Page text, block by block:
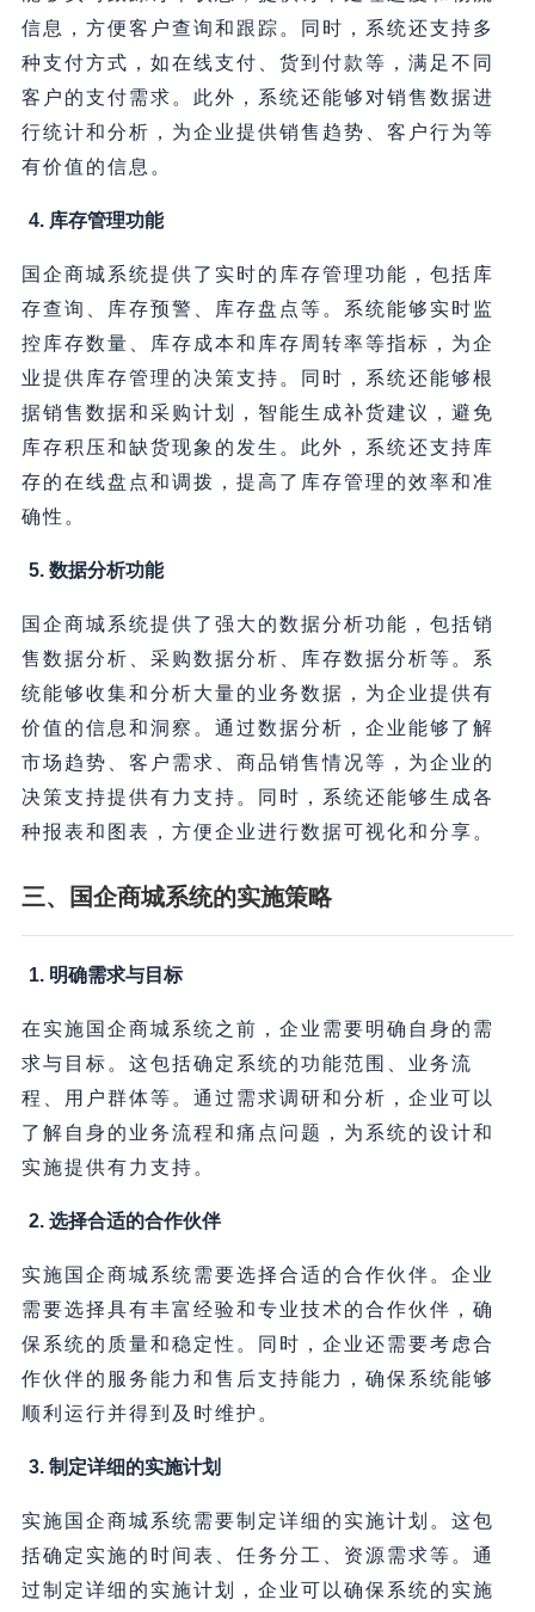
信息，方便客户查询和跟踪。同时，系统还支持多
种支付方式，如在线支付、货到付款等，满足不同
客户的支付需求。此外，系统还能够对销售数据进
行统计和分析，为企业提供销售趋势、客户行为等
有价值的信息。
4. 库存管理功能
国企商城系统提供了实时的库存管理功能，包括库
存查询、库存预警、库存盘点等。系统能够实时监
控库存数量、库存成本和库存周转率等指标，为企
业提供库存管理的决策支持。同时，系统还能够根
据销售数据和采购计划，智能生成补货建议，避免
库存积压和缺货现象的发生。此外，系统还支持库
存的在线盘点和调拨，提高了库存管理的效率和准
确性。
5. 数据分析功能
国企商城系统提供了强大的数据分析功能，包括销
售数据分析、采购数据分析、库存数据分析等。系
统能够收集和分析大量的业务数据，为企业提供有
价值的信息和洞察。通过数据分析，企业能够了解
市场趋势、客户需求、商品销售情况等，为企业的
决策支持提供有力支持。同时，系统还能够生成各
种报表和图表，方便企业进行数据可视化和分享。
三、国企商城系统的实施策略
1. 明确需求与目标
在实施国企商城系统之前，企业需要明确自身的需
求与目标。这包括确定系统的功能范围、业务流
程、用户群体等。通过需求调研和分析，企业可以
了解自身的业务流程和痛点问题，为系统的设计和
实施提供有力支持。
2. 选择合适的合作伙伴
实施国企商城系统需要选择合适的合作伙伴。企业
需要选择具有丰富经验和专业技术的合作伙伴，确
保系统的质量和稳定性。同时，企业还需要考虑合
作伙伴的服务能力和售后支持能力，确保系统能够
顺利运行并得到及时维护。
3. 制定详细的实施计划
实施国企商城系统需要制定详细的实施计划。这包
括确定实施的时间表、任务分工、资源需求等。通
过制定详细的实施计划，企业可以确保系统的实施